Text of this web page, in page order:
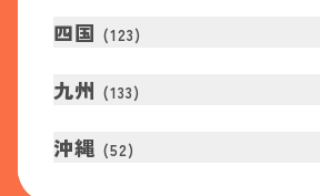
四国 (123)
九州 (133)
沖縄 (52)